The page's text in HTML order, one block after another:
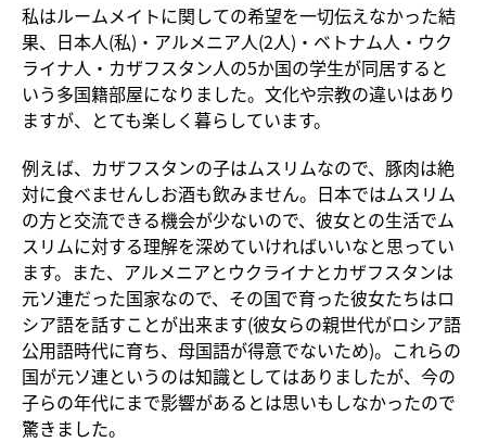
私はルームメイトに関しての希望を一切伝えなかった結
果、日本人(私)・アルメニア人(2人)・ベトナム人・ウク
ライナ人・カザフスタン人の5か国の学生が同居すると
いう多国籍部屋になりました。文化や宗教の違いはあり
ますが、とても楽しく暮らしています。
例えば、カザフスタンの子はムスリムなので、豚肉は絶
対に食べませんしお酒も飲みません。日本ではムスリム
の方と交流できる機会が少ないので、彼女との生活でム
スリムに対する理解を深めていければいいなと思ってい
ます。また、アルメニアとウクライナとカザフスタンは
元ソ連だった国家なので、その国で育った彼女たちはロ
シア語を話すことが出来ます(彼女らの親世代がロシア語
公用語時代に育ち、母国語が得意でないため)。これらの
国が元ソ連というのは知識としてはありましたが、今の
子らの年代にまで影響があるとは思いもしなかったので
驚きました。